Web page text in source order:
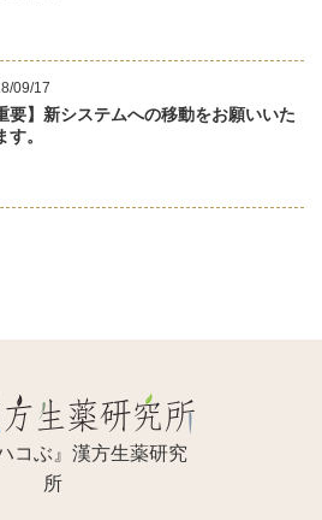
09/17
要】新システムへの移動をお願いいた
す。
コぶ』漢方生薬研究
所